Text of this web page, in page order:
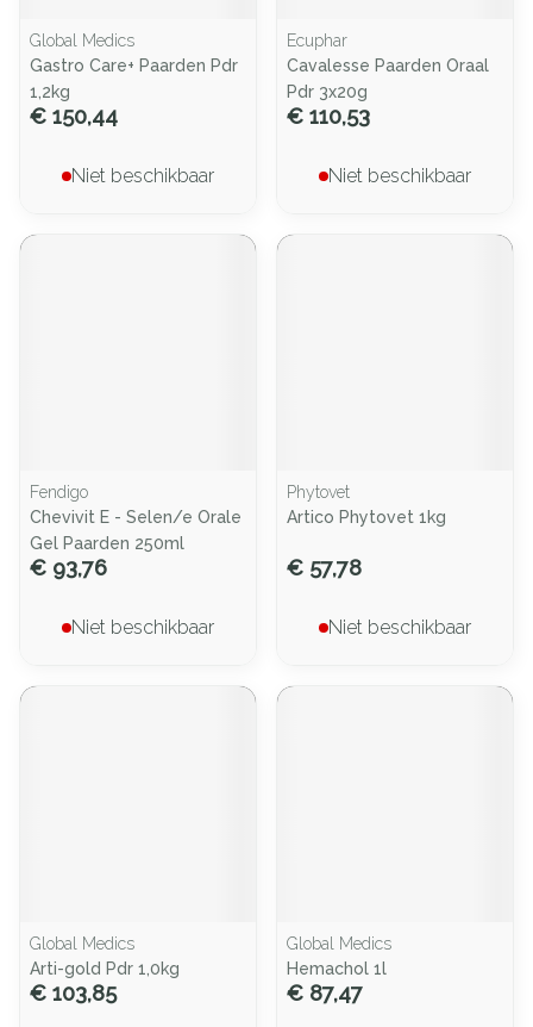
Global Medics
Gastro Care+ Paarden Pdr
1,2kg
€ 150,44
Niet beschikbaar
Ecuphar
Cavalesse Paarden Oraal
Pdr 3x20g
€ 110,53
Niet beschikbaar
Fendigo
Chevivit E - Selen/e Orale
Gel Paarden 250ml
€ 93,76
Niet beschikbaar
Phytovet
Artico Phytovet 1kg
€ 57,78
Niet beschikbaar
Global Medics
Arti-gold Pdr 1,0kg
€ 103,85
Global Medics
Hemachol 1l
€ 87,47